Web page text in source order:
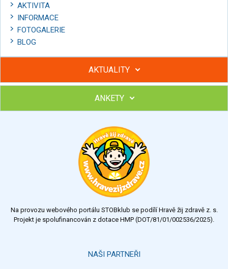
AKTIVITA
INFORMACE
FOTOGALERIE
BLOG
AKTUALITY
Hubněte s podporou lektorky a skupiny v kurzech STOBu
Chcete poradit s hubnutím? Najděte si odborníka STOBu ve
ANKETY
Výsledky Všechny ankety
Na provozu webového portálu STOBklub se podílí Hravě žij zdravě z. s.
Projekt je spolufinancován z dotace HMP (DOT/81/01/002536/2025).
NAŠI PARTNEŘI